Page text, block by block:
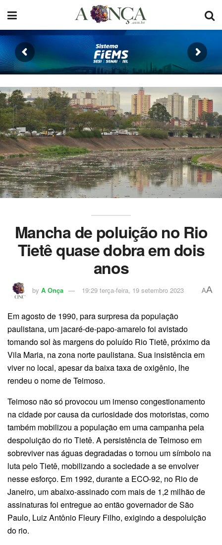
Mancha de poluição no Rio
Tietê quase dobra em dois
anos
by A Onça 19:29 terça-feira, 19 setembro 2023 AA
Em agosto de 1990, para surpresa da população
paulistana, um jacaré-de-papo-amarelo foi avistado
tomando sol às margens do poluído Rio Tietê, próximo da
Vila Maria, na zona norte paulistana. Sua insistência em
viver no local, apesar da baixa taxa de oxigênio, lhe
rendeu o nome de Teimoso.
Teimoso não só provocou um imenso congestionamento
na cidade por causa da curiosidade dos motoristas, como
também mobilizou a população em uma campanha pela
despoluição do rio Tietê. A persistência de Teimoso em
sobreviver nas águas degradadas o tornou um símbolo na
luta pelo Tietê, mobilizando a sociedade a se envolver
nesse esforço. Em 1992, durante a ECO-92, no Rio de
Janeiro, um abaixo-assinado com mais de 1,2 milhão de
assinaturas foi entregue ao então governador de São
Paulo, Luiz Antônio Fleury Filho, exigindo a despoluição
do rio.